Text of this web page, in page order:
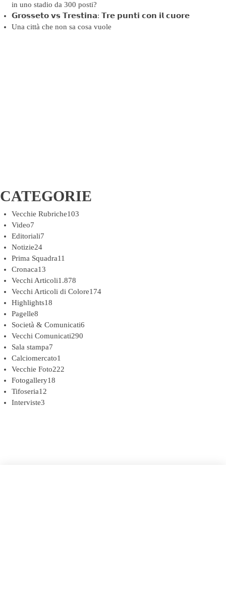
in uno stadio da 300 posti?
𝗚𝗿𝗼𝘀𝘀𝗲𝘁𝗼 𝘃𝘀 𝗧𝗿𝗲𝘀𝘁𝗶𝗻𝗮: 𝗧𝗿𝗲 𝗽𝘂𝗻𝘁𝗶 𝗰𝗼𝗻 𝗶𝗹 𝗰𝘂𝗼𝗿𝗲
Una città che non sa cosa vuole
CATEGORIE
Vecchie Rubriche103
Video7
Editoriali7
Notizie24
Prima Squadra11
Cronaca13
Vecchi Articoli1.878
Vecchi Articoli di Colore174
Highlights18
Pagelle8
Società & Comunicati6
Vecchi Comunicati290
Sala stampa7
Calciomercato1
Vecchie Foto222
Fotogallery18
Tifoseria12
Interviste3